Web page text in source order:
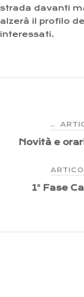
strada davanti
alzerà il profilo
interessati.
articoli
←
Novità e
1° Fase